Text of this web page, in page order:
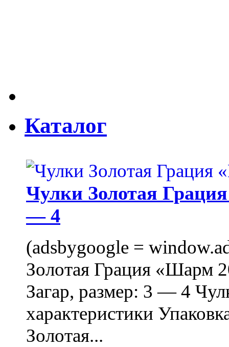
Каталог
Чулки Золотая
— 4
(adsbygoogle =
Золотая Грация «Шарм
Загар, размер: 3 — 4
характеристики
Золотая...